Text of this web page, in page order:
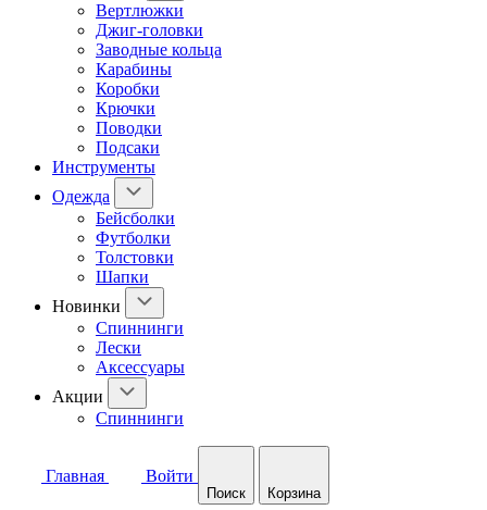
Вертлюжки
Джиг-головки
Заводные кольца
Карабины
Коробки
Крючки
Поводки
Подсаки
Инструменты
Одежда
Бейсболки
Футболки
Толстовки
Шапки
Новинки
Спиннинги
Лески
Аксессуары
Акции
Спиннинги
Главная Войти
Поиск Корзина